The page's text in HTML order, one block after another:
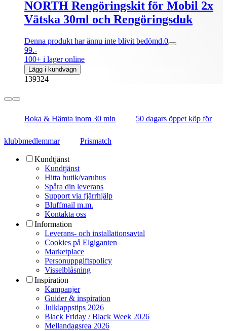
NORTH Rengöringskit för Mobil 2x
Vätska 30ml och Rengöringsduk
Denna produkt har ännu inte blivit bedömd.0
99.-
100+ i lager online
Lägg i kundvagn
139324
Boka & Hämta inom 30 min 50 dagars öppet köp för
klubbmedlemmar Prismatch
Kundtjänst
Kundtjänst
Hitta butik/varuhus
Spåra din leverans
Support via fjärrhjälp
Bluffmail m.m.
Kontakta oss
Information
Leverans- och installationsavtal
Cookies på Elgiganten
Marketplace
Personuppgiftspolicy
Visselblåsning
Inspiration
Kampanjer
Guider & inspiration
Julklappstips 2026
Black Friday / Black Week 2026
Mellandagsrea 2026